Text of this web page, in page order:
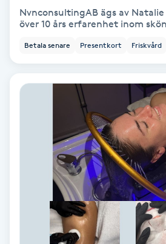
Fotvård
Fransar
Fransborttagning
Fransförlängning
Fransförlängning Megavolym
Fransförlängning Volym
NvnconsultingAB ägs av
över 10 års erfarenhet inom
Betala senare Presentkort Friskvård